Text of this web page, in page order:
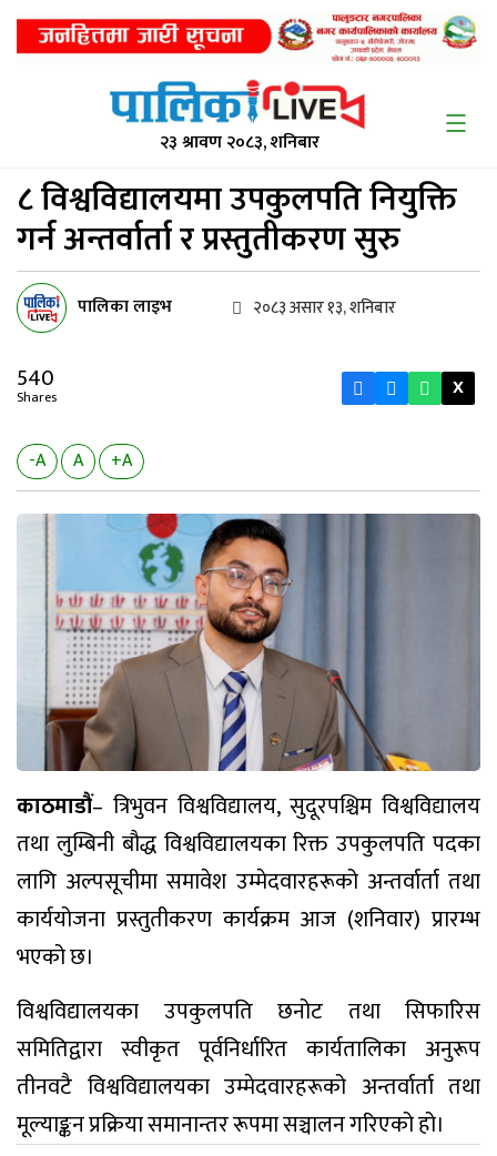
२३ श्रावण २०८३, शनिबार
८ विश्वविद्यालयमा उपकुलपतिनियुक्ति
गर्न अन्तर्वार्ता र प्रस्तुतीकरण सुरु
पालिका लाइभ २०८३ असार १३, शनिबार
540
Shares X
-A A +A
काठमाडौं– त्रिभुवन विश्वविद्यालय, सुदूरपश्चिम विश्वविद्यालय
तथा लुम्बिनी बौद्ध विश्वविद्यालयका रिक्त उपकुलपति पदका
लागि अल्पसूचीमा समावेश उम्मेदवारहरूको अन्तर्वार्ता तथा
कार्ययोजना प्रस्तुतीकरण कार्यक्रम आज (शनिवार) प्रारम्भ
भएको छ।
विश्वविद्यालयका उपकुलपति छनोट तथा सिफारिस
समितिद्वारा स्वीकृत पूर्वनिर्धारित कार्यतालिका अनुरूप
तीनवटै विश्वविद्यालयका उम्मेदवारहरूको अन्तर्वार्ता तथा
मूल्याङ्कन प्रक्रिया समानान्तर रूपमा सञ्चालन गरिएको हो।